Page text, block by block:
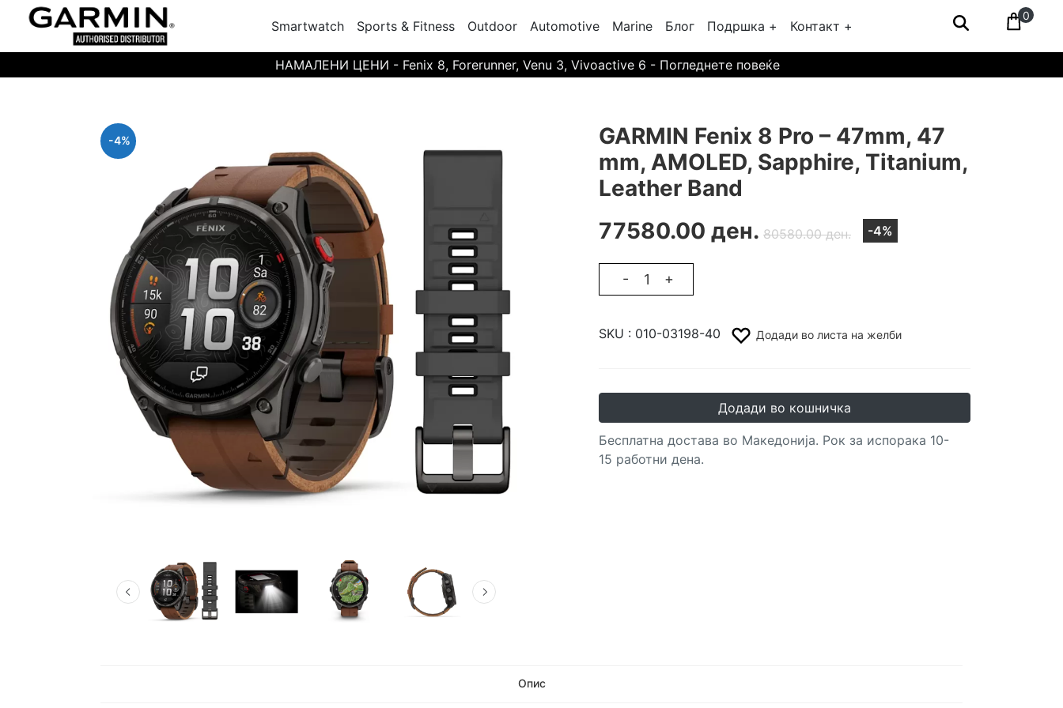
Smartwatch Sports & Fitness Outdoor Automotive Marine Блог Подршка + Контакт +
0
НАМАЛЕНИ ЦЕНИ - Fenix 8, Forerunner, Venu 3, Vivoactive 6 - Погледнете повеќе
-4%
GARMIN Fenix 8 Pro – 47mm, 47
mm, AMOLED, Sapphire, Titanium,
Leather Band
77580.00 ден. 80580.00 ден. -4%
- +
SKU : 010-03198-40 Додади во листа на желби
Додади во кошничка
Бесплатна достава во Македонија. Рок за испорака 10-
15 работни дена.
Опис